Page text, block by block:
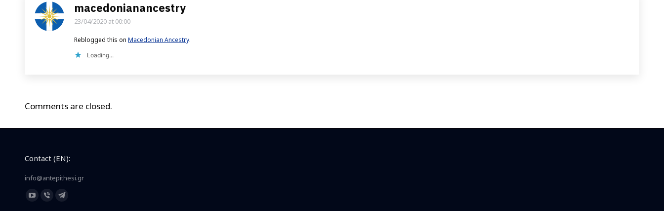
macedonianancestry
says:
23/04/2020 at 00:00
Reblogged this on Macedonian Ancestry.
Loading...
Comments are closed.
Contact (EN):
info@antepithesi.gr
Find us on:
YouTubeViberTelegram